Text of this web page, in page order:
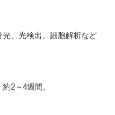
光、光検出、細胞解析など
2～4週間。